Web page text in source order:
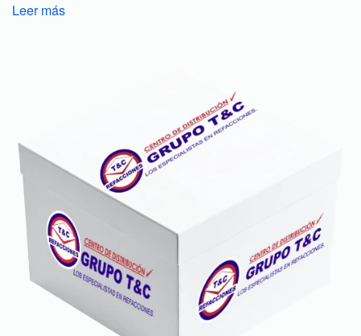
Leer más